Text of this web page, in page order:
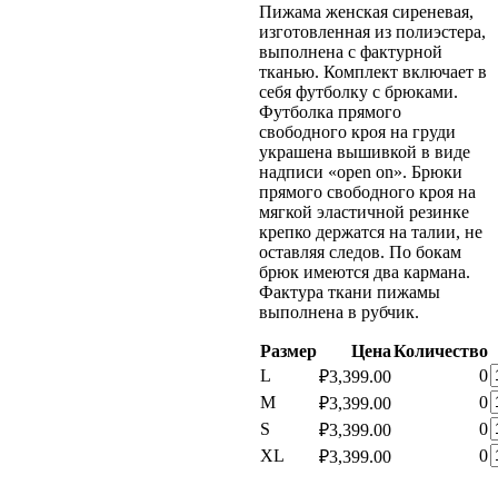
Пижама женская сиреневая,
изготовленная из полиэстера,
выполнена с фактурной
тканью. Комплект включает в
себя футболку с брюками.
Футболка прямого
свободного кроя на груди
украшена вышивкой в виде
надписи «open on». Брюки
прямого свободного кроя на
мягкой эластичной резинке
крепко держатся на талии, не
оставляя следов. По бокам
брюк имеются два кармана.
Фактура ткани пижамы
выполнена в рубчик.
Размер ЦенаКоличество
L
₽3,399.00 0
M ₽3,399.00 0
S ₽3,399.00 0
XL ₽3,399.00 0